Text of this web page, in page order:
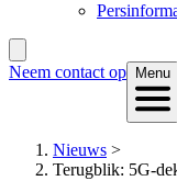
Neem contact op Menu
Nieuws >
Terugblik: 5G-